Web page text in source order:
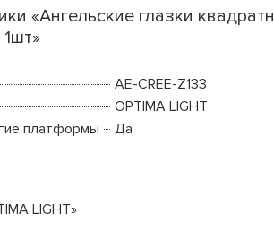
«Ангельские глазки
AE-CREE-Z133
OPTIMA LIGHT
платформы
Да
LIGHT»